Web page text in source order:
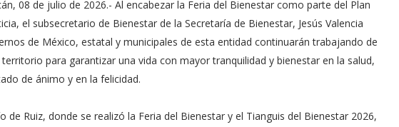
08 de julio de 2026.- Al encabezar la Feria del Bienestar como parte del Plan
el subsecretario de Bienestar de la Secretaría de Bienestar, Jesús Valencia
de México, estatal y municipales de esta entidad continuarán trabajando de
para garantizar una vida con mayor tranquilidad y bienestar en la salud,
de ánimo y en la felicidad.
de Ruiz, donde se realizó la Feria del Bienestar y el Tianguis del Bienestar 2026,